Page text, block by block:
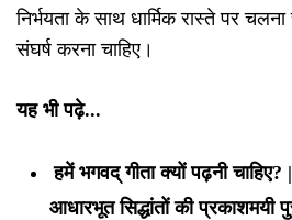
निर्भयता के साथ धार्मिक रास्ते पर
संघर्ष करना चाहिए।
यह भी पढ़े...
हमें भगवद् गीता क्यों पढ़नी
आधारभूत सिद्धांतों की प्रकाशमयी